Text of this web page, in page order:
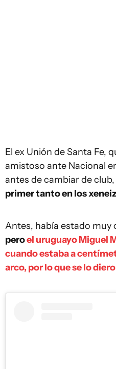
El ex Unión de Santa Fe,
amistoso ante Nacional
antes de cambiar de
primer tanto en los
Antes, había estado muy
peroel uruguayo Miguel
cuando estaba a
arco, por lo que se lo